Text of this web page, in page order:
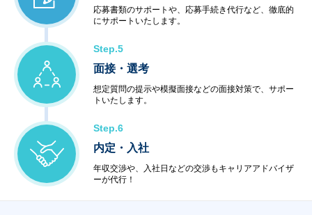
＜教育サービス＞
・システム運用サービス
＜コンビニエンスサービス＞
・ハードウェア販売
・ソフトウェア販売
応募書類のサポートや、応募手続き代行など、徹底的
にサポートいたします。
Step.5
面接・選考
想定質問の提示や模擬面接などの面接対策で、サポー
トいたします。
Step.6
内定・入社
年収交渉や、入社日などの交渉もキャリアアドバイザ
ーが代行！